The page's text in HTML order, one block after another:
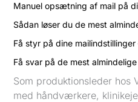
Manuel opsætning af mail på
Sådan løser du de mest
Få styr på dine
Få svar på de mest
Som produktionsleder
med håndværkere,